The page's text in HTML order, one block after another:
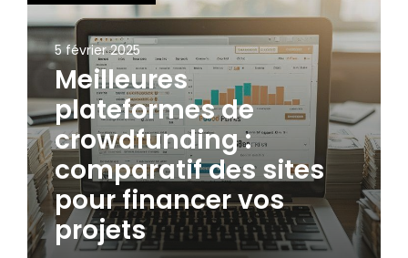
5 février 2025
Meilleures
plateformes de
crowdfunding :
comparatif des sites
pour financer vos
projets